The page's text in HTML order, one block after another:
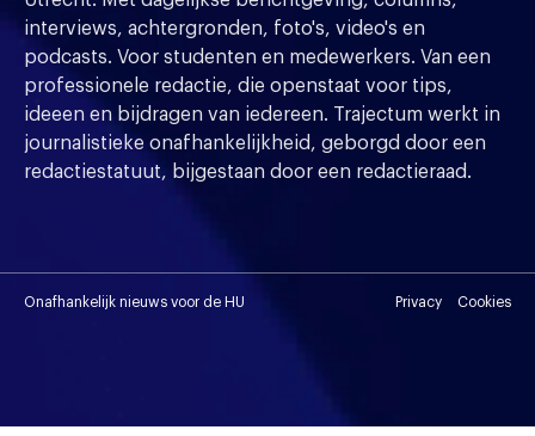
interviews, achtergronden, foto's, video's en
podcasts. Voor studenten en medewerkers. Van een
professionele redactie, die openstaat voor tips,
ideeen en bijdragen van iedereen. Trajectum werkt in
journalistieke onafhankelijkheid, geborgd door een
redactiestatuut, bijgestaan door een redactieraad.
Onafhankelijk nieuws voor de HU Privacy Cookies